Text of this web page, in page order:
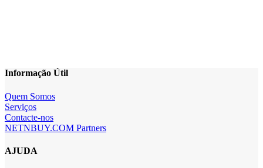
Informação Útil
Quem Somos
Serviços
Contacte-nos
NETNBUY.COM Partners
AJUDA